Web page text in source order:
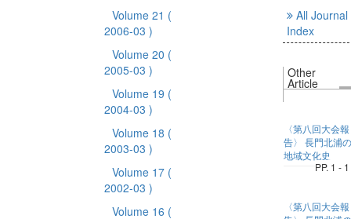
Volume 21 (
2006-03 )
Volume 20 (
2005-03 )
Volume 19 (
2004-03 )
Volume 18 (
2003-03 )
Volume 17 (
2002-03 )
Volume 16 (
All Journal
Index
Other
Article
〈第八回大会報
告〉 長門北浦の
地域文化史
PP. 1 - 1
〈第八回大会報